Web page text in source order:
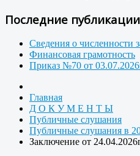
Последние публикации
Сведения о численности
Финансовая грамотность
Приказ №70 от
Главная
Д О К У М Е Н Т Ы
Публичные слушания
Публичные слушания в
Заключение от